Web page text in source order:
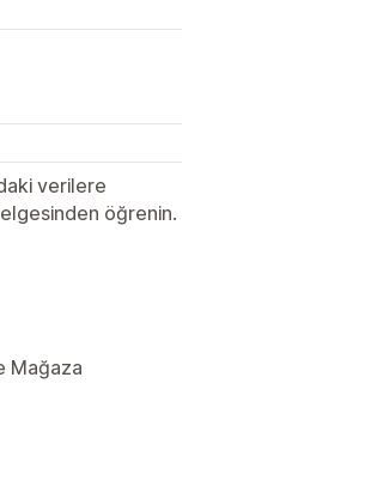
verilere
öğrenin.
Mağaza